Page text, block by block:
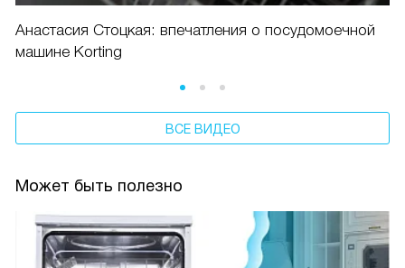
Анастасия Стоцкая: впечатления о посудомоечной
машине Korting
ВСЕ ВИДЕО
Может быть полезно